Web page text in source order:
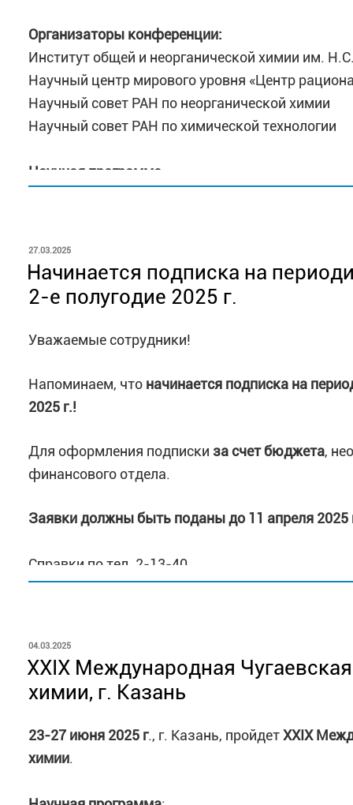
Организаторы конференции:
Институт общей и неорганической химии им.
Научный центр мирового уровня «Центр
Научный совет РАН по неорганической химии
Научный совет РАН по химической технологии
Научная программа
редкометалльного сырья и современными
Работа конференции пройдет по двум секциям:
1. Секция молодых ученых (студенты и
2. Секция школьников включает конкурсное
Материалы конференции будут изданы и
Регистрационный взнос за участие в
Ключевые даты:
8.12.2025 – рассылка программы конференции
15.12.2025 – представление постерных
14.11.2025 – крайний срок окончания
до 5.12.2025 – информировании участников о
ОПУБЛИКОВАНО
27.03.2025
Начинается подписка на
2-е полугодие 2025 г.
Уважаемые сотрудники!
Напоминаем, что начинается подписка на
2025 г.!
Для оформления подписки за счет бюджета,
финансового отдела.
Заявки должны быть поданы до 11 апреля 2025
Справки по тел. 2-13-40
ОПУБЛИКОВАНО
04.03.2025
XXIX Международная
химии, г. Казань
23-27 июня 2025 г., г. Казань, пройдетXXIX
химии.